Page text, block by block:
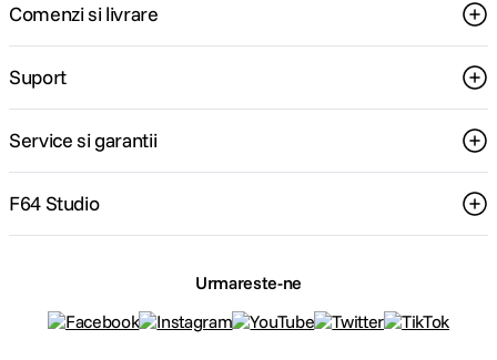
Comenzi si livrare
Suport
Service si garantii
F64 Studio
Urmareste-ne